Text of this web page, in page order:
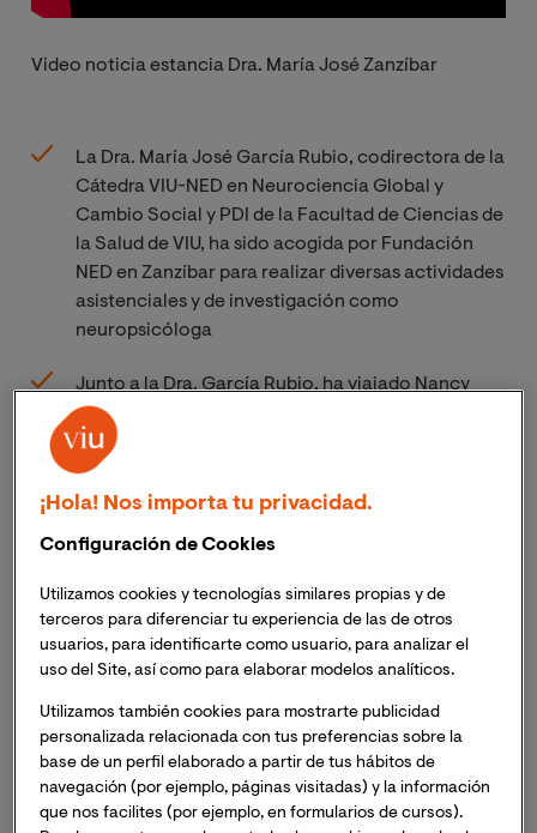
Video noticia estancia Dra. María José Zanzíbar
La Dra. María José García Rubio, codirectora de la
Cátedra VIU-NED en Neurociencia Global y
Cambio Social y PDI de la Facultad de Ciencias de
la Salud de VIU, ha sido acogida por Fundación
NED en Zanzíbar para realizar diversas actividades
asistenciales y de investigación como
neuropsicóloga
Junto a la Dra. García Rubio, ha viajado Nancy
Navarro Araya, alumni de la Maestría en
Neuropsicología de VIU y voluntaria de la
Fundación NED
diversas tareas de evaluación neuropsicológica y
hidrocefalia pediátrica adscritos a la House of
Hope de Zanzíbar, un centro sociosanitario de
Fundación NED
Fiel a su propósito de fomentar y promover la
investigación y la formación en Neurociencia a nivel
global, especialmente en países con menos recursos, la
Cátedra VIU-NED en Neurociencia Global y Cambio
¡Hola! Nos importa tu privacidad.
Configuración de Cookies
Utilizamos cookies y tecnologías similares propias y de
terceros para diferenciar tu experiencia de las de otros
usuarios, para identificarte como usuario, para analizar el
uso del Site, así como para elaborar modelos analíticos.
Utilizamos también cookies para mostrarte publicidad
personalizada relacionada con tus preferencias sobre la
base de un perfil elaborado a partir de tus hábitos de
navegación (por ejemplo, páginas visitadas) y la información
que nos facilites (por ejemplo, en formularios de cursos).